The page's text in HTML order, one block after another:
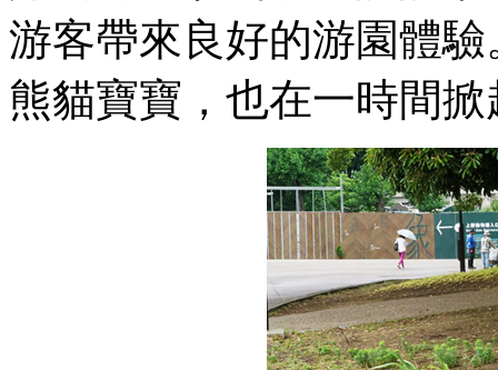
游客帶來良好的游園體
熊貓寶寶，也在一時間